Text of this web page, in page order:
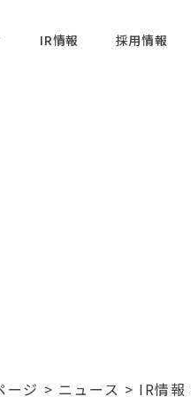
IR情報 採用情報
ージ > ニュース > IR情報